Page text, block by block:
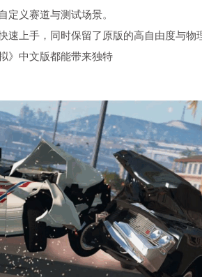
定义赛道与测试场景。
上手，同时保留了原版的高自由度与
》中文版都能带来独特